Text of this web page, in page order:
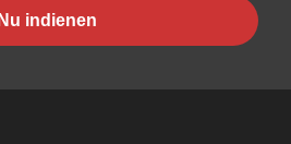
Nu indienen